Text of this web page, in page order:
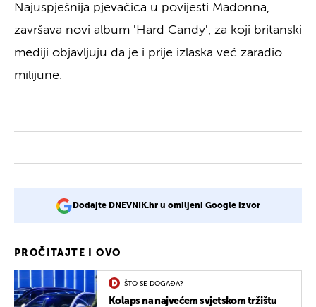
Najuspješnija pjevačica u povijesti Madonna,
završava novi album 'Hard Candy', za koji britanski
mediji objavljuju da je i prije izlaska već zaradio
milijune.
Dodajte DNEVNIK.hr u omiljeni Google izvor
PROČITAJTE I OVO
ŠTO SE DOGAĐA?
Kolaps na najvećem svjetskom tržištu